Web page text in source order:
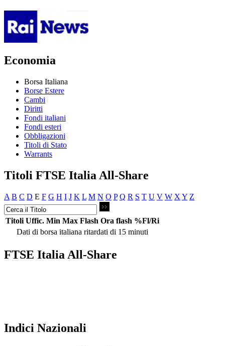
Economia
Borsa Italiana
Borse Estere
Cambi
Diritti
Fondi italiani
Fondi esteri
Obbligazioni
Titoli di Stato
Warrants
Titoli FTSE Italia All-Share
A B C D E F G H I J K L M N O P Q R S T U V W X Y Z
Titoli Uffic. Min Max Flash Ora flash %Fl/Ri
Dati di borsa italiana ritardati di 15 minuti
FTSE Italia All-Share
Indici Nazionali